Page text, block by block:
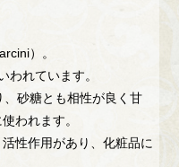
）。
われています。
砂糖とも相性が良く甘
われます。
性作用があり、化粧品に